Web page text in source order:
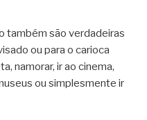
também são verdadeiras
ou para o carioca
namorar, ir ao cinema,
ou simplesmente ir